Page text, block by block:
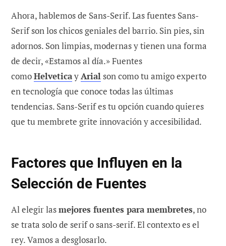
Ahora, hablemos de Sans-Serif. Las fuentes Sans-
Serif son los chicos geniales del barrio. Sin pies, sin
adornos. Son limpias, modernas y tienen una forma
de decir, «Estamos al día.» Fuentes
comoHelveticayArial son como tu amigo experto
en tecnología que conoce todas las últimas
tendencias. Sans-Serif es tu opción cuando quieres
que tu membrete grite innovación y accesibilidad.
Factores que Influyen en la
Selección de Fuentes
Al elegir lasmejores fuentes para membretes, no
se trata solo de serif o sans-serif. El contexto es el
rey. Vamos a desglosarlo.